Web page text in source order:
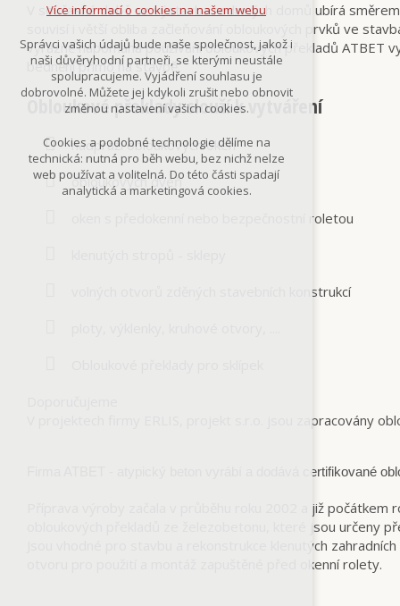
V současné době se výstavba rodinných domů ubírá
souvisí i větší obliba začleňování obloukových prvků ve
výrazně napomáhá používání obloukových překladů
bednění přímo na stavbě.
Obloukové překlady slouží k vytváření
nadpraží obloukových oken
obloukových dveří
oken s předokenní nebo bezpečnostní roletou
volných otvorů zděných stavebních konstrukcí
V projektech firmy ERLIS, projekt s.r.o. jsou zapracovány
Firma ATBET - atypický beton vyrábí a dodává certifikované
Příprava výroby začala v průběhu roku 2002 a již
obloukových překladů ze železobetonu, které jsou určeny
Jsou vhodné pro stavbu a rekonstrukce klenutých
otvoru pro použití a montáž zapuštěné před okenní rolety.
marketingová cookies
Více informací o cookies na našem webu
Odmítnout vše
Více informací o cookies na našem webu
Správci vašich údajů bude naše společnost, jakož i
naši důvěryhodní partneři, se kterými neustále
spolupracujeme. Vyjádření souhlasu je
dobrovolné. Můžete jej kdykoli zrušit nebo obnovit
změnou nastavení vašich cookies.
Cookies a podobné technologie dělíme na
technická: nutná pro běh webu, bez nichž nelze
web používat a volitelná. Do této části spadají
analytická a marketingová cookies.